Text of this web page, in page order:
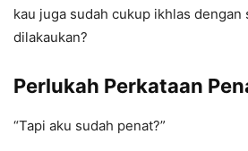
kau juga sudah cukup ikhlas dengan
dilakaukan?
Perlukah Perkataan
“Tapi aku sudah penat?”